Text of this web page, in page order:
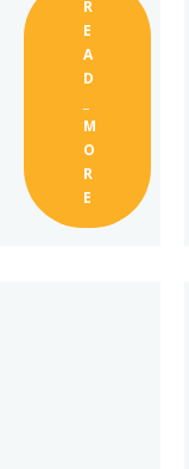
R
E
A
D
M
O
R
E